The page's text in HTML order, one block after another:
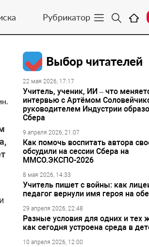
Рубрикатор
Выбор читателей
22 мая 2026, 17:17
Учитель, ученик, ИИ – что
интервью с Артёмом
руководителем Индустрии
Сбера
9 апреля 2026, 21:07
Как помочь воспитать автора
обсудили на сессии Сбера на
ММСО.ЭКСПО-2026
8 мая 2026, 14:33
Учитель пишет с войны: как
педагог вернули имя героя на
29 апреля 2026, 22:48
Разные условия для одних и тех
как сегодня устроена среда в
10 апреля 2026, 12:00